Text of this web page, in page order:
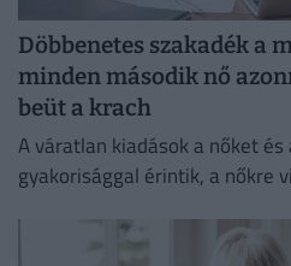
Döbbenetes szakadék a
minden második nő
beüt a krach
A váratlan kiadások a nőket
gyakorisággal érintik, a nőkre